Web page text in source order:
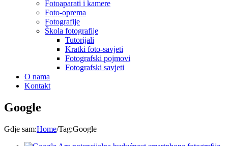
Fotoaparati i kamere
Foto-oprema
Fotografije
Škola fotografije
Tutorijali
Kratki foto-savjeti
Fotografski pojmovi
Fotografski savjeti
O nama
Kontakt
Google
Gdje sam:Home/Tag:Google